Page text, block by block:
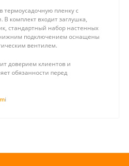
Stout 25-60 180
мм, насос
3-х скоростной, с
гайками
11 275 ₽
термоусадочную пленку с
комплект входит заглушка,
стандартный набор настенных
подключением оснащены
вентилем.
доверием клиентов и
обязанности перед